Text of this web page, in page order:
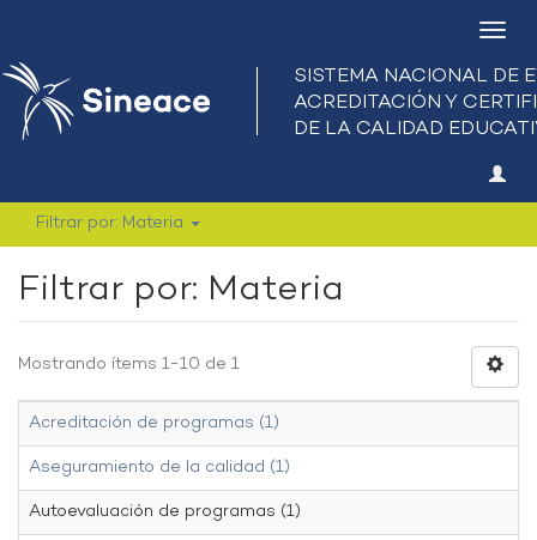
Filtrar por: Materia
Filtrar por: Materia
Mostrando ítems 1-10 de 1
Acreditación de programas (1)
Aseguramiento de la calidad (1)
Autoevaluación de programas (1)